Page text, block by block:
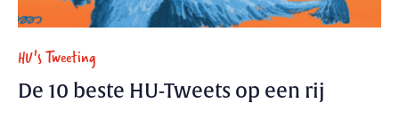
HU's Tweeting
De 10 beste HU-Tweets op een rij